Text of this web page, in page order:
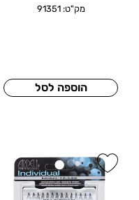
מק"ט: 91351
הוספה לסל